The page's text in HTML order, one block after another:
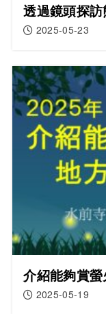
透過鏡頭探
2025-05-23
介紹能夠賞
2025-05-19